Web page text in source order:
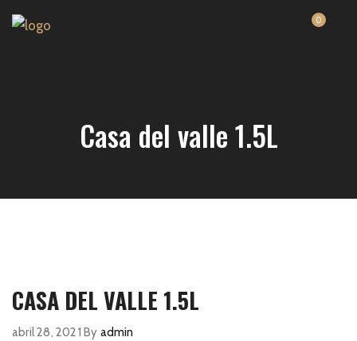
0
Casa del valle 1.5L
CASA DEL VALLE 1.5L
abril 28, 2021 By admin